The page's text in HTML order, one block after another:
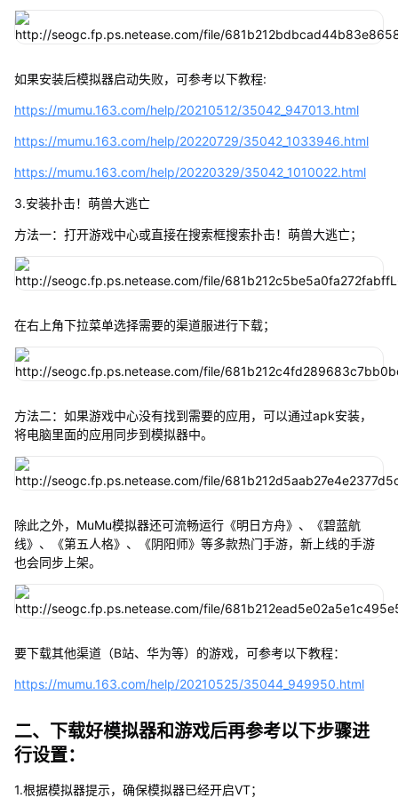
如果安装后模拟器启动失败，可参考以下教程:
https://mumu.163.com/help/20210512/35042_947013.html
https://mumu.163.com/help/20220729/35042_1033946.html
https://mumu.163.com/help/20220329/35042_1010022.html
3.安装扑击！萌兽大逃亡
方法一：打开游戏中心或直接在搜索框搜索扑击！萌兽大逃亡；
在右上角下拉菜单选择需要的渠道服进行下载；
方法二：如果游戏中心没有找到需要的应用，可以通过apk安装，
将电脑里面的应用同步到模拟器中。
除此之外，MuMu模拟器还可流畅运行《明日方舟》、《碧蓝航
线》、《第五人格》、《阴阳师》等多款热门手游，新上线的手游
也会同步上架。
要下载其他渠道（B站、华为等）的游戏，可参考以下教程：
https://mumu.163.com/help/20210525/35044_949950.html
二、下载好模拟器和游戏后再参考以下步骤进
行设置：
1.根据模拟器提示，确保模拟器已经开启VT；